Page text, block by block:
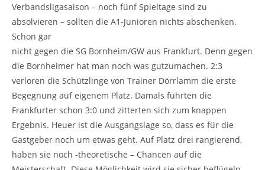
Verbandsligasaison – noch fünf Spieltage sind zu
absolvieren – sollten die A1-Junioren nichts abschenken.
Schon gar
nicht gegen die SG Bornheim/GW aus Frankfurt. Denn gegen
die Bornheimer hat man noch was gutzumachen. 2:3
verloren die Schützlinge von Trainer Dörrlamm die erste
Begegnung auf eigenem Platz. Damals führten die
Frankfurter schon 3:0 und zitterten sich zum knappen
Ergebnis. Heuer ist die Ausgangslage so, dass es für die
Gastgeber noch um etwas geht. Auf Platz drei rangierend,
haben sie noch -theoretische – Chancen auf die